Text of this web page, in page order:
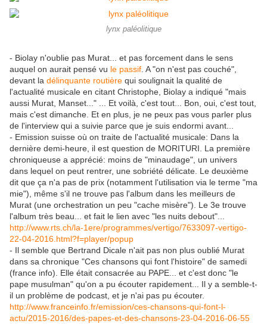
lynx paléolitique
- Biolay n'oublie pas Murat... et pas forcement dans le sens
auquel on aurait pensé vu le passif . A "on n'est pas couché",
devant la délinquante routière qui soulignait la qualité de
l'actualité musicale en citant Christophe, Biolay a indiqué "mais
aussi Murat, Manset..." ... Et voilà, c'est tout... Bon, oui, c'est tout,
mais c'est dimanche. Et en plus, je ne peux pas vous parler plus
de l'interview qui a suivie parce que je suis endormi avant...
- Emission suisse où on traite de l'actualité musicale: Dans la
dernière demi-heure, il est question de MORITURI. La première
chroniqueuse a apprécié: moins de "minaudage", un univers
dans lequel on peut rentrer, une sobriété délicate. Le deuxième
dit que ça n'a pas de prix (notamment l'utilisation via le terme "ma
mie"), même s'il ne trouve pas l'album dans les meilleurs de
Murat (une orchestration un peu "cache misère"). Le 3e trouve
l'album très beau... et fait le lien avec "les nuits debout"...
http://www.rts.ch/la-1ere/programmes/vertigo/7633097-vertigo-
22-04-2016.html?f=player/popup
- Il semble que Bertrand Dicale n'ait pas non plus oublié Murat
dans sa chronique "Ces chansons qui font l'histoire" de samedi
(france info). Elle était consacrée au PAPE... et c'est donc "le
pape musulman" qu'on a pu écouter rapidement... Il y a semble-t-
il un problème de podcast, et je n'ai pas pu écouter.
http://www.franceinfo.fr/emission/ces-chansons-qui-font-l-
actu/2015-2016/des-papes-et-des-chansons-23-04-2016-06-55